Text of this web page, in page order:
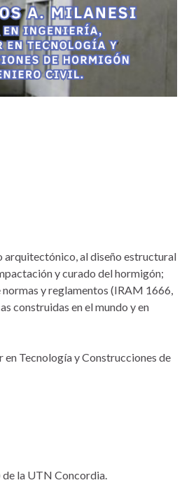
arquitectónico, al diseño estructural
y curado del hormigón;
y reglamentos (IRAM 1666,
construidas en el mundo y en
Tecnología y Construcciones de
la UTN Concordia.